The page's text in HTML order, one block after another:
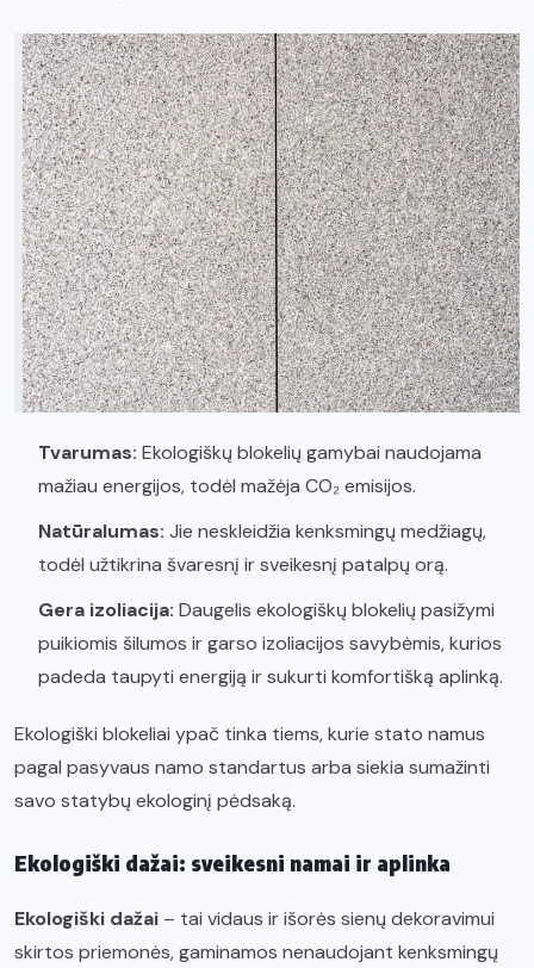
Tvarumas: Ekologiškų blokelių gamybai naudojama
mažiau energijos, todėl mažėja CO₂ emisijos.
Natūralumas: Jie neskleidžia kenksmingų medžiagų,
todėl užtikrina švaresnį ir sveikesnį patalpų orą.
Gera izoliacija: Daugelis ekologiškų blokelių pasižymi
puikiomis šilumos ir garso izoliacijos savybėmis, kurios
padeda taupyti energiją ir sukurti komfortišką aplinką.
Ekologiški blokeliai ypač tinka tiems, kurie stato namus
pagal pasyvaus namo standartus arba siekia sumažinti
savo statybų ekologinį pėdsaką.
Ekologiški dažai: sveikesni namai ir aplinka
Ekologiški dažai – tai vidaus ir išorės sienų dekoravimui
skirtos priemonės, gaminamos nenaudojant kenksmingų